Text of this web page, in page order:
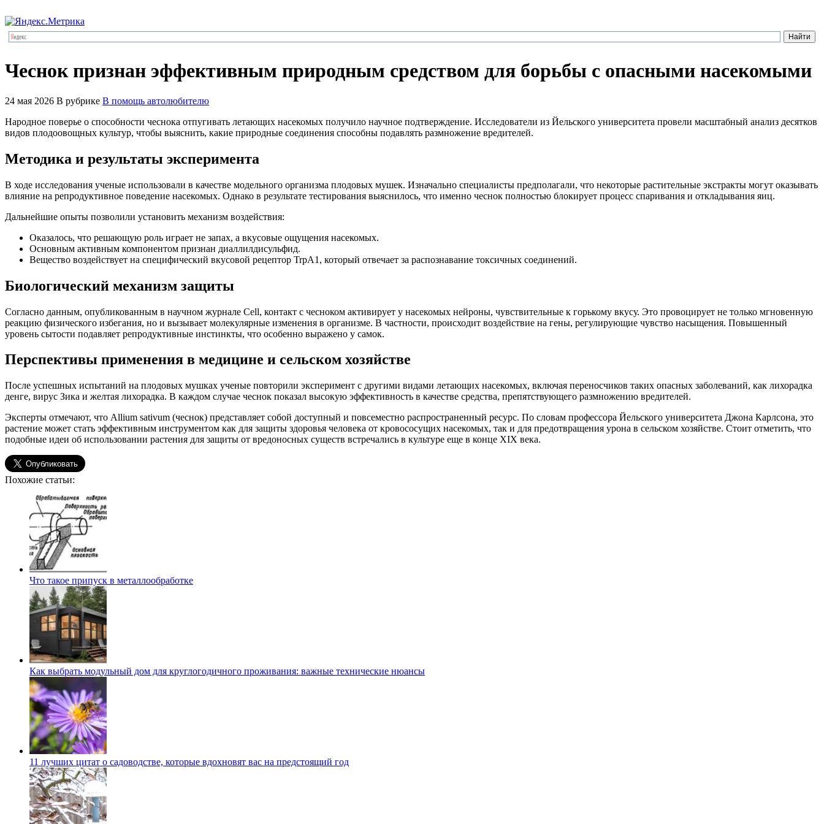
Чеснок признан эффективным природным средством для борьбы с опасными насекомыми
24 мая 2026 В рубрике В помощь автолюбителю
Народное поверье о способности чеснока отпугивать летающих насекомых получило научное подтверждение. Исследователи из Йельского университета провели масштабный анализ десятков
видов плодоовощных культур, чтобы выяснить, какие природные соединения способны подавлять размножение вредителей.
Методика и результаты эксперимента
В ходе исследования ученые использовали в качестве модельного организма плодовых мушек. Изначально специалисты предполагали, что некоторые растительные экстракты могут оказывать
влияние на репродуктивное поведение насекомых. Однако в результате тестирования выяснилось, что именно чеснок полностью блокирует процесс спаривания и откладывания яиц.
Дальнейшие опыты позволили установить механизм воздействия:
Оказалось, что решающую роль играет не запах, а вкусовые ощущения насекомых.
Основным активным компонентом признан диаллилдисульфид.
Вещество воздействует на специфический вкусовой рецептор TrpA1, который отвечает за распознавание токсичных соединений.
Биологический механизм защиты
Согласно данным, опубликованным в научном журнале Cell, контакт с чесноком активирует у насекомых нейроны, чувствительные к горькому вкусу. Это провоцирует не только мгновенную
реакцию физического избегания, но и вызывает молекулярные изменения в организме. В частности, происходит воздействие на гены, регулирующие чувство насыщения. Повышенный
уровень сытости подавляет репродуктивные инстинкты, что особенно выражено у самок.
Перспективы применения в медицине и сельском хозяйстве
После успешных испытаний на плодовых мушках ученые повторили эксперимент с другими видами летающих насекомых, включая переносчиков таких опасных заболеваний, как лихорадка
денге, вирус Зика и желтая лихорадка. В каждом случае чеснок показал высокую эффективность в качестве средства, препятствующего размножению вредителей.
Эксперты отмечают, что Allium sativum (чеснок) представляет собой доступный и повсеместно распространенный ресурс. По словам профессора Йельского университета Джона Карлсона, это
растение может стать эффективным инструментом как для защиты здоровья человека от кровососущих насекомых, так и для предотвращения урона в сельском хозяйстве. Стоит отметить, что
подобные идеи об использовании растения для защиты от вредоносных существ встречались в культуре еще в конце XIX века.
Похожие статьи:
Что такое припуск в металлообработке
Как выбрать модульный дом для круглогодичного проживания: важные технические нюансы
11 лучших цитат о садоводстве, которые вдохновят вас на предстоящий год